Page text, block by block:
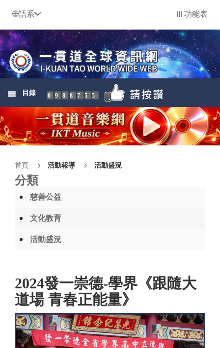
語系 功能表
目錄 0988755
首頁 活動報導 活動盛況
分類
慈善公益
文化教育
活動盛況
2024發一崇德-學界《跟隨大
道場 青春正能量》